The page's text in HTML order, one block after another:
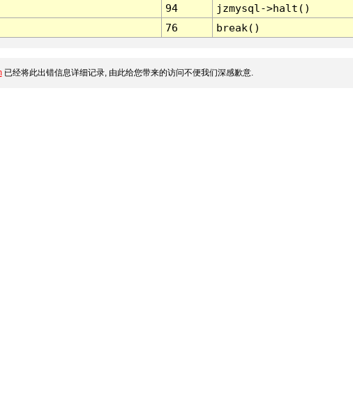
94
jzmysql->halt()
76 break()
已经将此出错信息详细记录, 由此给您带来的访问不便我们深感歉意.